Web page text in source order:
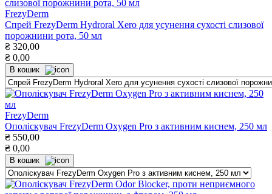
FrezyDerm
Спрей FrezyDerm Hydroral Xero для усунення сухості слизової
порожнини рота, 50 мл
₴ 320,00
₴ 0,00
В кошик
FrezyDerm
Ополіскувач FrezyDerm Oxygen Pro з активним киснем, 250 мл
₴ 550,00
₴ 0,00
В кошик